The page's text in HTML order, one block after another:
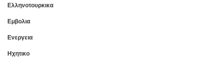
Ελληνοτουρκικα
Εμβολια
Ενεργεια
Ηχητικο